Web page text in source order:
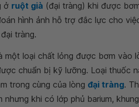
ở ruột già (đại tràng) khi được
hình ảnh hỗ trợ đắc lực cho
tràng.
một loại chất lỏng được bơm vào
chuẩn bị kỹ lưỡng. Loại thuốc
trong cùng của lòng đại tràng.
nhưng khi có lớp phủ barium,